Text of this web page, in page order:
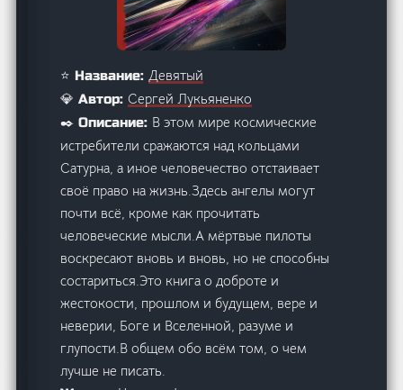
⭐ Название:Девятый
💎 Автор:Сергей Лукьяненко
✒️ Описание: В этом мире космические
истребители сражаются над кольцами
Сатурна, а иное человечество отстаивает
своё право на жизнь.Здесь ангелы могут
почти всё, кроме как прочитать
человеческие мысли.А мёртвые пилоты
воскресают вновь и вновь, но не способны
состариться.Это книга о доброте и
жестокости, прошлом и будущем, вере и
неверии, Боге и Вселенной, разуме и
глупости.В общем обо всём том, о чем
лучше не писать.